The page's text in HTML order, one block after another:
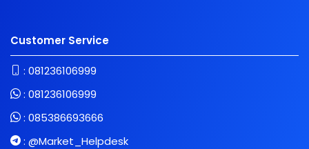
Customer Service
: 081236106999
: 081236106999
: 085386693666
: @Market_Helpdesk